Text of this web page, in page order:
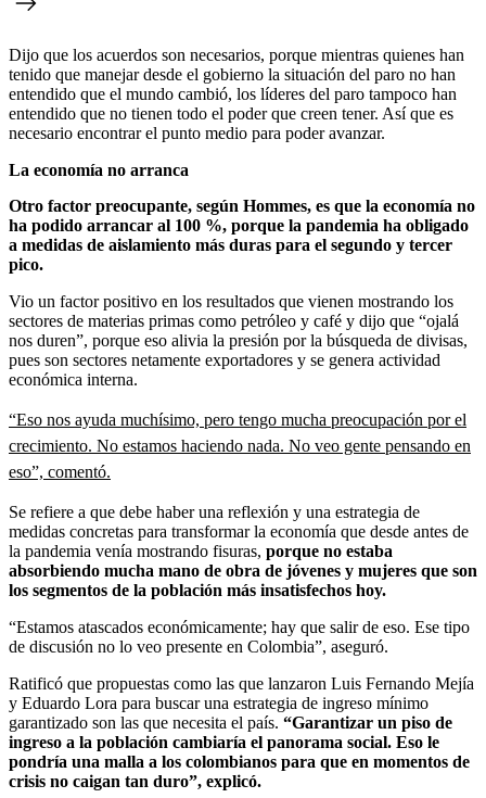
Dijo que los acuerdos son necesarios, porque mientras quienes han
tenido que manejar desde el gobierno la situación del paro no han
entendido que el mundo cambió, los líderes del paro tampoco han
entendido que no tienen todo el poder que creen tener. Así que es
necesario encontrar el punto medio para poder avanzar.
La economía no arranca
Otro factor preocupante, según Hommes, es que la economía no
ha podido arrancar al 100 %, porque la pandemia ha obligado
a medidas de aislamiento más duras para el segundo y tercer
pico.
Vio un factor positivo en los resultados que vienen mostrando los
sectores de materias primas como petróleo y café y dijo que “ojalá
nos duren”, porque eso alivia la presión por la búsqueda de divisas,
pues son sectores netamente exportadores y se genera actividad
económica interna.
“Eso nos ayuda muchísimo, pero tengo mucha preocupación por el
crecimiento. No estamos haciendo nada. No veo gente pensando en
eso”, comentó.
Se refiere a que debe haber una reflexión y una estrategia de
medidas concretas para transformar la economía que desde antes de
la pandemia venía mostrando fisuras, porque no estaba
absorbiendo mucha mano de obra de jóvenes y mujeres que son
los segmentos de la población más insatisfechos hoy.
“Estamos atascados económicamente; hay que salir de eso. Ese tipo
de discusión no lo veo presente en Colombia”, aseguró.
Ratificó que propuestas como las que lanzaron Luis Fernando Mejía
y Eduardo Lora para buscar una estrategia de ingreso mínimo
garantizado son las que necesita el país. “Garantizar un piso de
ingreso a la población cambiaría el panorama social. Eso le
pondría una malla a los colombianos para que en momentos de
crisis no caigan tan duro”, explicó.